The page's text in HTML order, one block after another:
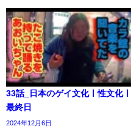
33話_日本のゲイ文化ㅣ性文化ㅣ
最終日
2024年12月6日